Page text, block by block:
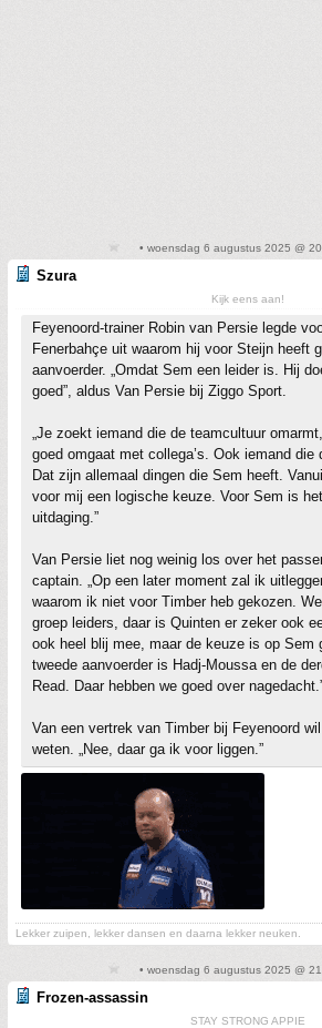
• woensdag 6 augustus 2025 @
Szura
Kijk eens aan!
Feyenoord-trainer Robin van Persie legde
Fenerbahçe uit waarom hij voor Steijn heeft
aanvoerder. „Omdat Sem een leider is. Hij
goed”, aldus Van Persie bij Ziggo Sport.
„Je zoekt iemand die de teamcultuur
goed omgaat met collega’s. Ook iemand die
Dat zijn allemaal dingen die Sem heeft.
voor mij een logische keuze. Voor Sem is
uitdaging.”
Van Persie liet nog weinig los over het
captain. „Op een later moment zal ik
waarom ik niet voor Timber heb gekozen.
groep leiders, daar is Quinten er zeker ook
ook heel blij mee, maar de keuze is op Sem
tweede aanvoerder is Hadj-Moussa en de
Read. Daar hebben we goed over
Van een vertrek van Timber bij Feyenoord
weten. „Nee, daar ga ik voor liggen.”
Lekker zuipen, lekker dansen en daarna lekker neuken.
• woensdag 6 augustus 2025 @
Frozen-assassin
STAY STRONG APPIE